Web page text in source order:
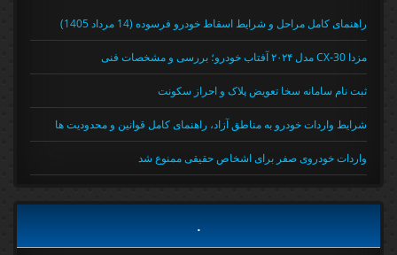
راهنمای کامل مراحل و شرایط اسقاط خودرو فرسوده (14 مرداد 1405)
مزدا CX-30 مدل ۲۰۲۴ آفتاب خودرو؛ بررسی و مشخصات فنی
ثبت نام سامانه سخا تعویض پلاک و احراز سکونت
شرایط واردات خودرو به مناطق آزاد، راهنمای کامل قوانین و محدودیت ها
واردات خودروی صفر برای اشخاص حقیقی ممنوع شد